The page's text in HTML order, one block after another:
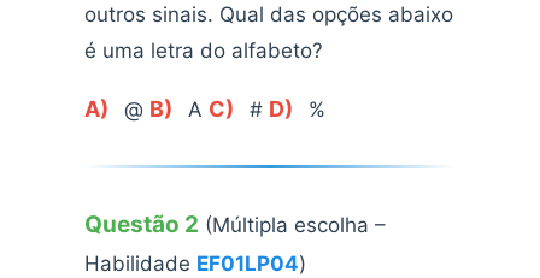
outros sinais. Qual das opções abaixo
é uma letra do alfabeto?
A) @ B) A C) # D) %
Questão 2 (Múltipla escolha –
Habilidade EF01LP04)